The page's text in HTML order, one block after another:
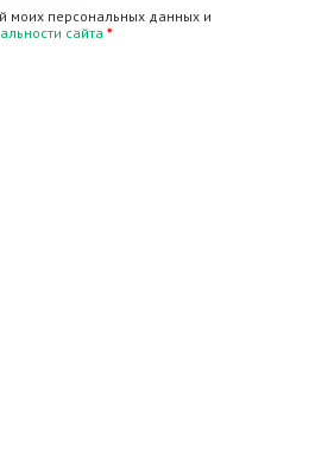
моих персональных данных и
сайта *